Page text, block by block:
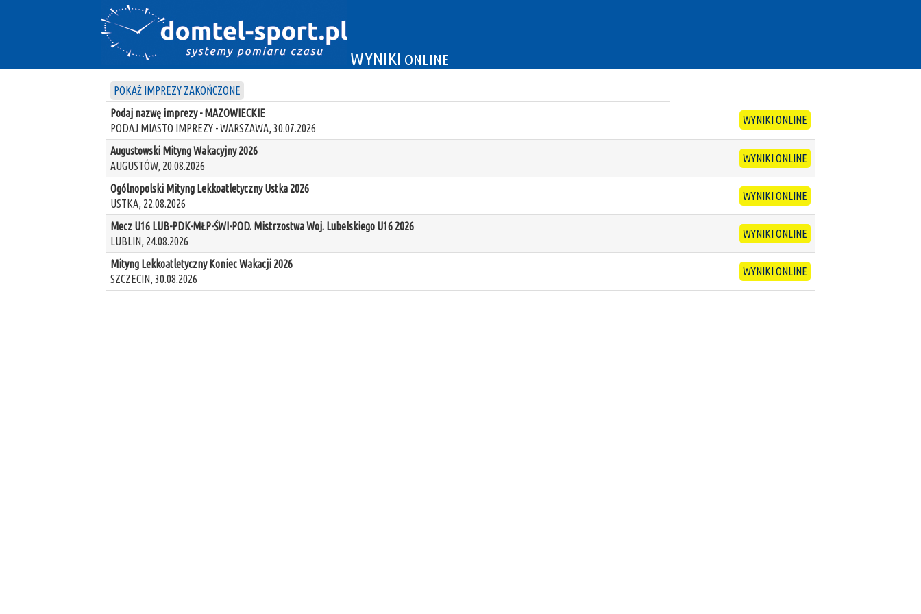
WYNIKI ONLINE
POKAŻ IMPREZY ZAKOŃCZONE
Podaj nazwę imprezy - MAZOWIECKIE
PODAJ MIASTO IMPREZY - WARSZAWA, 30.07.2026
WYNIKI ONLINE
Augustowski Mityng Wakacyjny 2026
AUGUSTÓW, 20.08.2026
WYNIKI ONLINE
Ogólnopolski Mityng Lekkoatletyczny Ustka 2026
USTKA, 22.08.2026
WYNIKI ONLINE
Mecz U16 LUB-PDK-MŁP-ŚWI-POD. Mistrzostwa Woj. Lubelskiego U16 2026
LUBLIN, 24.08.2026
WYNIKI ONLINE
Mityng Lekkoatletyczny Koniec Wakacji 2026
SZCZECIN, 30.08.2026
WYNIKI ONLINE